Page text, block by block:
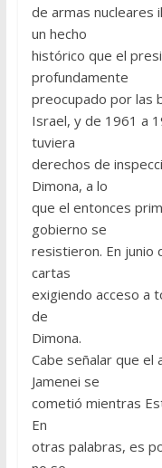
de armas nucleares
un hecho
histórico que el
profundamente
preocupado por las
Israel, y de 1961 a
tuviera
derechos de
Dimona, a lo
que el entonces
gobierno se
resistieron. En junio
cartas
exigiendo acceso a
de
Dimona.
Cabe señalar que el
Jamenei se
cometió mientras
En
otras palabras, es